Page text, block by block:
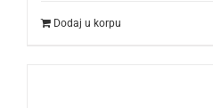
Dodaj u korpu